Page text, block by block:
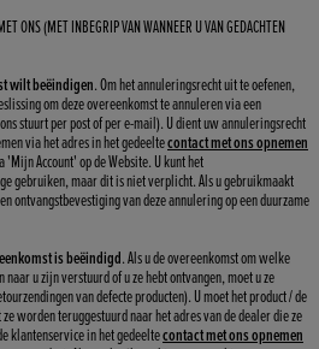
ONS (MET INBEGRIP VAN WANNEER U VAN GEDACHTEN
wilt beëindigen. Om het annuleringsrecht uit te oefenen,
om deze overeenkomst te annuleren via een
stuurt per post of per e-mail). U dient uw annuleringsrecht
via het adres in het gedeeltecontact met ons opnemen
Account' op de Website. U kunt het
gebruiken, maar dit is niet verplicht. Als u gebruikmaakt
ontvangstbevestiging van deze annulering op een duurzame
is beëindigd. Als u de overeenkomst om welke
u zijn verstuurd of u ze hebt ontvangen, moet u ze
van defecte producten). U moet het product / de
worden teruggestuurd naar het adres van de dealer die ze
klantenservice in het gedeeltecontact met ons opnemen